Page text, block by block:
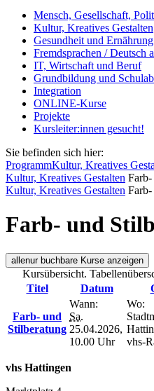
Mensch, Gesellschaft,
Kultur, Kreatives Gestalten
Gesundheit und Ernährung
Fremdsprachen / Deutsch
IT, Wirtschaft und Beruf
Grundbildung und
Integration
ONLINE-Kurse
Projekte
Kursleiter:innen gesucht!
Sie befinden sich hier:
ProgrammKultur, Kreatives
Kultur, Kreatives Gestalten
Kultur, Kreatives Gestalten
Farb- und
allenur buchbare Kurse anzeigen
Kursübersicht.
Titel
Datum
Farb- und
Stilberatung
Wann:
Sa.
25.04.2026,
10.00 Uhr
Wo:
vhs-
vhs Hattingen